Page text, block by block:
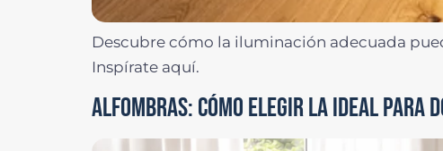
Descubre cómo la iluminación adecuada
Inspírate aquí.
ALFOMBRAS: CÓMO ELEGIR LA IDEAL PARA